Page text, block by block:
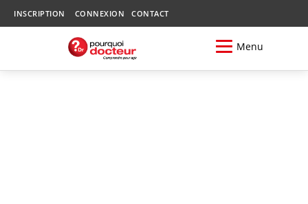
INSCRIPTION CONNEXION CONTACT
Menu